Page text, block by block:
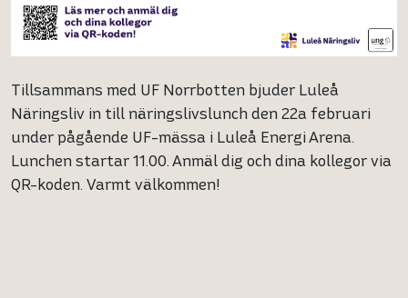
Tillsammans med UF Norrbotten bjuder Luleå
Näringsliv in till näringslivslunch den 22a februari
under pågående UF-mässa i Luleå Energi Arena.
Lunchen startar 11.00. Anmäl dig och dina kollegor via
QR-koden. Varmt välkommen!